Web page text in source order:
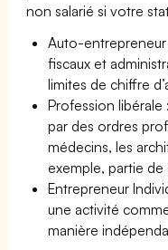
non salarié si votre
Auto-
fiscaux et
limites de chiffre
Profession
par des ordres
médecins, les
exemple, partie
Entrepreneur
une activité
manière